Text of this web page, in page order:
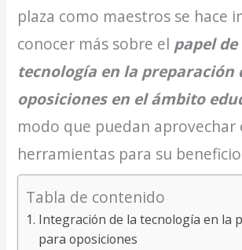
plaza como maestros se hace
conocer más sobre el papel de
tecnología en la preparación
oposiciones en el ámbito
modo que puedan aprovechar
herramientas para su
Tabla de contenido
Integración de la tecnología en la
para oposiciones